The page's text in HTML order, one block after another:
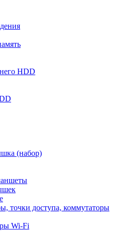
HDD
(набор)
точки доступа, коммутаторы
Wi-Fi